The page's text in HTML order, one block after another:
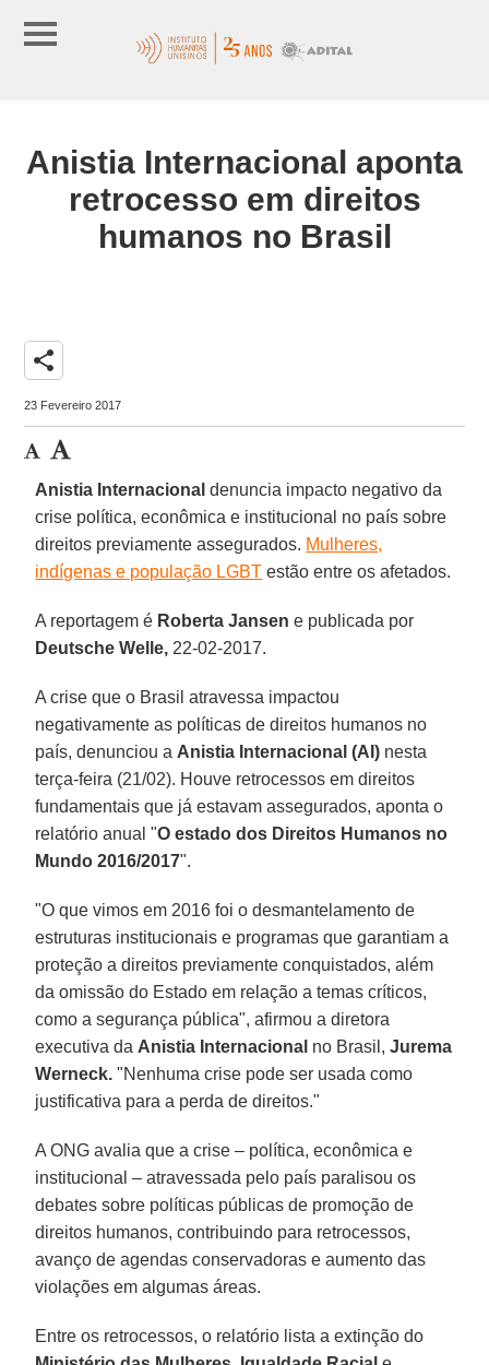
Anistia Internacional aponta
retrocesso em direitos
humanos no Brasil
share
23 Fevereiro 2017
Anistia Internacional denuncia impacto negativo da
crise política, econômica e institucional no país sobre
direitos previamente assegurados. Mulheres,
indígenas e população LGBT estão entre os afetados.
A reportagem é Roberta Jansen e publicada por
Deutsche Welle, 22-02-2017.
A crise que o Brasil atravessa impactou
negativamente as políticas de direitos humanos no
país, denunciou a Anistia Internacional (AI) nesta
terça-feira (21/02). Houve retrocessos em direitos
fundamentais que já estavam assegurados, aponta o
relatório anual "O estado dos Direitos Humanos no
Mundo 2016/2017".
"O que vimos em 2016 foi o desmantelamento de
estruturas institucionais e programas que garantiam a
proteção a direitos previamente conquistados, além
da omissão do Estado em relação a temas críticos,
como a segurança pública", afirmou a diretora
executiva da Anistia Internacional no Brasil,Jurema
Werneck. "Nenhuma crise pode ser usada como
justificativa para a perda de direitos."
A ONG avalia que a crise – política, econômica e
institucional – atravessada pelo país paralisou os
debates sobre políticas públicas de promoção de
direitos humanos, contribuindo para retrocessos,
avanço de agendas conservadoras e aumento das
violações em algumas áreas.
Entre os retrocessos, o relatório lista a extinção do